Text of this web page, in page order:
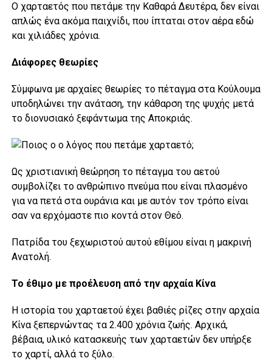
Ο χαρταετός που πετάμε την Καθαρά Δευτέρα, δεν είναι
απλώς ένα ακόμα παιχνίδι, που ίπταται στον αέρα εδώ
και χιλιάδες χρόνια.
Διάφορες θεωρίες
Σύμφωνα με αρχαίες θεωρίες το πέταγμα στα Κούλουμα
υποδηλώνει την ανάταση, την κάθαρση της ψυχής μετά
το διονυσιακό ξεφάντωμα της Αποκριάς.
Ως χριστιανική θεώρηση το πέταγμα του αετού
συμβολίζει το ανθρώπινο πνεύμα που είναι πλασμένο
για να πετά στα ουράνια και με αυτόν τον τρόπο είναι
σαν να ερχόμαστε πιο κοντά στον Θεό.
Πατρίδα του ξεχωριστού αυτού εθίμου είναι η μακρινή
Ανατολή.
Το έθιμο με προέλευση από την αρχαία Κίνα
Η ιστορία του χαρταετού έχει βαθιές ρίζες στην αρχαία
Κίνα ξεπερνώντας τα 2.400 χρόνια ζωής. Αρχικά,
βέβαια, υλικό κατασκευής των χαρταετών δεν υπήρξε
το χαρτί, αλλά το ξύλο.